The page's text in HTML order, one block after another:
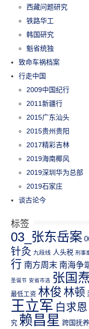
西藏问题研究
铁路华工
韩国研究
魁省统独
致命车祸档案
行走中国
2009中国纪行
2011新疆行
2015广东汕头
2015贵州贵阳
2017精彩吉林
2019海南椰风
2019深圳华为总部
2019石家庄
谈古论今
标签
03_张东岳案
针灸 九段线 人头税 刑事
行 南方周末 南海争
圣诞节 安省市选 张国
最低工资 林俊 林顿
王立军 白求恩
究 赖昌星 跨国抚养